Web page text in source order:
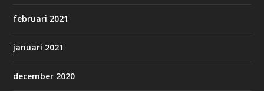
februari 2021
januari 2021
december 2020